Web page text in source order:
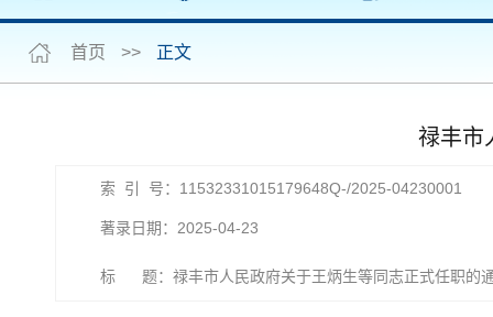
首页 >> 正文
禄丰市
索 引 号：11532331015179648Q-/2025-04230001
著录日期：2025-04-23
标 题：禄丰市人民政府关于王炳生等同志正式任职的